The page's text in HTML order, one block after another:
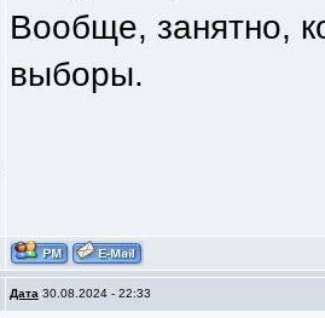
Вообще, занятно,
выборы.
Дата 30.08.2024 - 22:33